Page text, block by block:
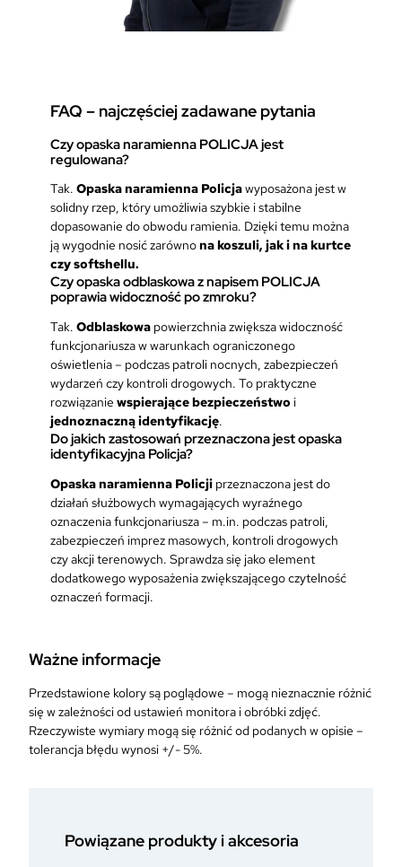
FAQ – najczęściej zadawane pytania
Czy opaska naramienna POLICJA jest
regulowana?
Tak. Opaska naramienna Policjawyposażona jest w
solidny rzep, który umożliwia szybkie i stabilne
dopasowanie do obwodu ramienia. Dzięki temu można
ją wygodnie nosić zarównona koszuli, jak i na kurtce
czy softshellu.
Czy opaska odblaskowa z napisem POLICJA
poprawia widoczność po zmroku?
Tak. Odblaskowa powierzchnia zwiększa widoczność
funkcjonariusza w warunkach ograniczonego
oświetlenia – podczas patroli nocnych, zabezpieczeń
wydarzeń czy kontroli drogowych. To praktyczne
rozwiązanie wspierające bezpieczeństwo i
jednoznaczną identyfikację.
Do jakich zastosowań przeznaczona jest opaska
identyfikacyjna Policja?
Opaska naramienna Policji przeznaczona jest do
działań służbowych wymagających wyraźnego
oznaczenia funkcjonariusza – m.in. podczas patroli,
zabezpieczeń imprez masowych, kontroli drogowych
czy akcji terenowych. Sprawdza się jako element
dodatkowego wyposażenia zwiększającego czytelność
oznaczeń formacji.
Ważne informacje
Przedstawione kolory są poglądowe – mogą nieznacznie różnić
się w zależności od ustawień monitora i obróbki zdjęć.
Rzeczywiste wymiary mogą się różnić od podanych w opisie –
tolerancja błędu wynosi +/- 5%.
Powiązane produkty i akcesoria